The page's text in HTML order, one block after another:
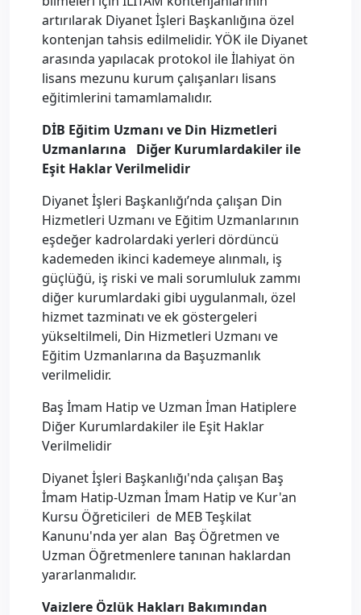
artırılarak Diyanet İşleri Başkanlığına özel
kontenjan tahsis edilmelidir. YÖK ile Diyanet
arasında yapılacak protokol ile İlahiyat ön
lisans mezunu kurum çalışanları lisans
eğitimlerini tamamlamalıdır.
DİB Eğitim Uzmanı ve Din Hizmetleri
Uzmanlarına Diğer Kurumlardakiler ile
Eşit Haklar Verilmelidir
Diyanet İşleri Başkanlığı’nda çalışan Din
Hizmetleri Uzmanı ve Eğitim Uzmanlarının
eşdeğer kadrolardaki yerleri dördüncü
kademeden ikinci kademeye alınmalı, iş
güçlüğü, iş riski ve mali sorumluluk zammı
diğer kurumlardaki gibi uygulanmalı, özel
hizmet tazminatı ve ek göstergeleri
yükseltilmeli, Din Hizmetleri Uzmanı ve
Eğitim Uzmanlarına da Başuzmanlık
verilmelidir.
Baş İmam Hatip ve Uzman İman Hatiplere
Diğer Kurumlardakiler ile Eşit Haklar
Verilmelidir
Diyanet İşleri Başkanlığı'nda çalışan Baş
İmam Hatip-Uzman İmam Hatip ve Kur'an
Kursu Öğreticileri de MEB Teşkilat
Kanunu'nda yer alan Baş Öğretmen ve
Uzman Öğretmenlere tanınan haklardan
yararlanmalıdır.
Vaizlere Özlük Hakları Bakımından